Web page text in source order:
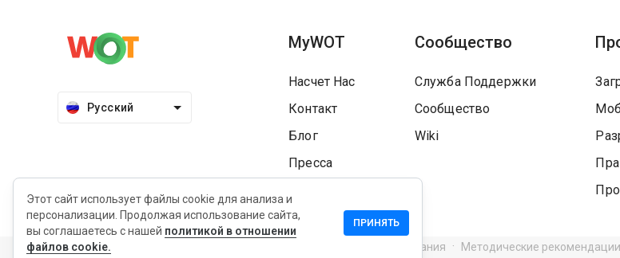
Русский
MyWOT
Насчет Нас
Контакт
Блог
Пресса
Сообщество
Служба Поддержки
Сообщество
Wiki
Конфиденциальность Условия использования Методические рекомендации
Этот сайт использует файлы cookie для анализа и
персонализации. Продолжая использование сайта,
вы соглашаетесь с нашей политикой в отношении
файлов cookie.
ПРИНЯТЬ